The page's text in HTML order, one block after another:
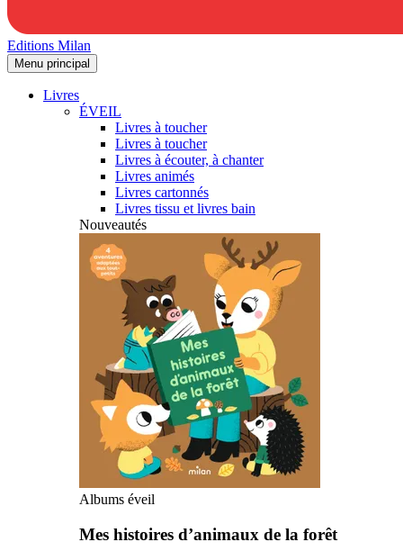
Editions Milan
Menu principal
Livres
ÉVEIL
Livres à toucher
Livres à toucher
Livres à écouter, à chanter
Livres animés
Livres cartonnés
Livres tissu et livres bain
Nouveautés
Albums éveil
Mes histoires d’animaux de la forêt